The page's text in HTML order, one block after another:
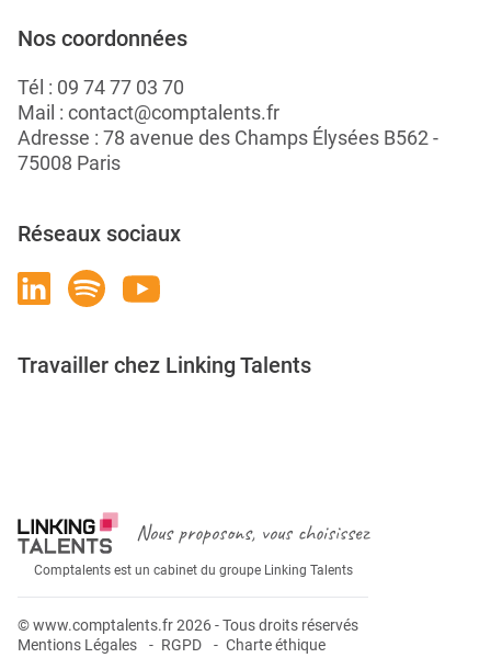
Nos coordonnées
Tél : 09 74 77 03 70
Mail : contact@comptalents.fr
Adresse : 78 avenue des Champs Élysées B562 -
75008 Paris
Réseaux sociaux
Travailler chez Linking Talents
Nous proposons, vous choisissez
Comptalents est un cabinet du groupe Linking Talents
© www.comptalents.fr 2026 - Tous droits réservés
Mentions Légales
RGPD Charte éthique